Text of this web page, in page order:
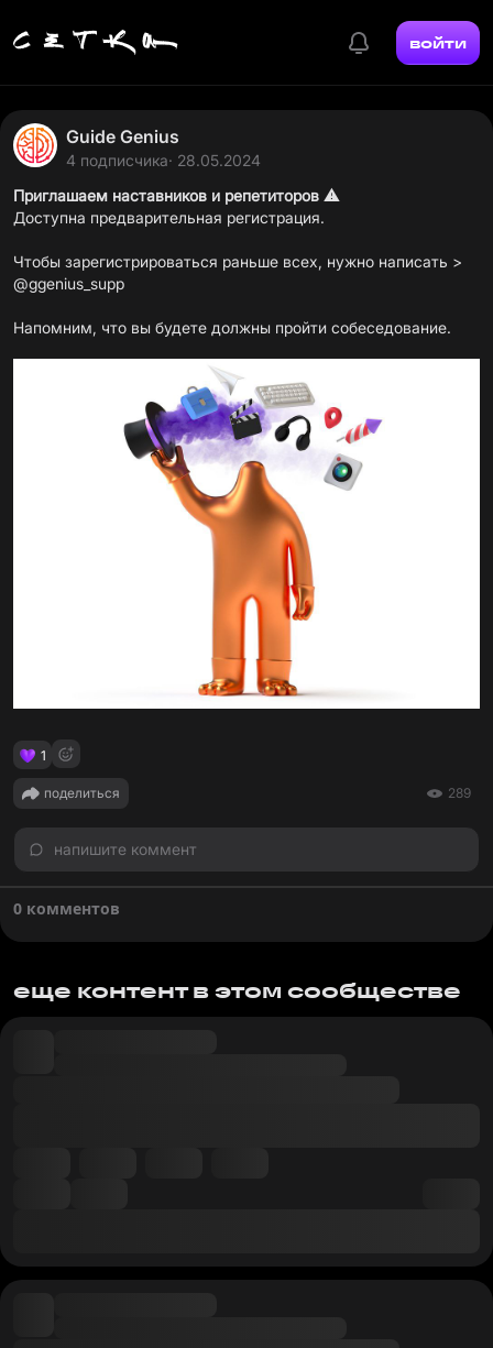
войти
Guide Genius
4 подписчика· 28.05.2024
Приглашаем наставников и репетиторов ⚠️
Доступна предварительная регистрация.
Чтобы зарегистрироваться раньше всех, нужно написать >
@ggenius_supp
Напомним, что вы будете должны пройти собеседование.
1
поделиться 289
напишите коммент
0 комментов
еще контент в этом сообществе